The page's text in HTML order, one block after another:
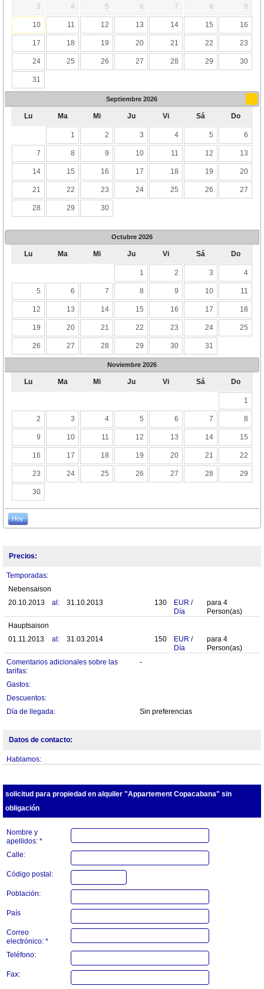
3 4 5 6 7 8 9
10 11 12 13 14 15 16
17 18 19 20 21 22 23
24 25 26 27 28 29 30
31
Septiembre 2026
Lu Ma Mi Ju Vi Sá Do
1 2 3 4 5 6
7 8 9 10 11 12 13
14 15 16 17 18 19 20
21 22 23 24 25 26 27
28 29 30
Octubre 2026
Lu Ma Mi Ju Vi Sá Do
1 2 3 4
5 6 7 8 9 10 11
12 13 14 15 16 17 18
19 20 21 22 23 24 25
26 27 28 29 30 31
Noviembre 2026
Lu Ma Mi Ju Vi Sá Do
1
2 3 4 5 6 7 8
9 10 11 12 13 14 15
16 17 18 19 20 21 22
23 24 25 26 27 28 29
30
Hoy
Precios:
Temporadas:
Nebensaison
20.10.2013
al: 31.10.2013 130 EUR /
Día
para 4
Person(as)
Hauptsaison
01.11.2013
al: 31.03.2014 150 EUR /
Día
para 4
Person(as)
Comentarios adicionales sobre las
tarifas:
-
Gastos:
Descuentos:
Día de llegada:
Sin preferencias
Datos de contacto:
Hablamos:
solicitud para propiedad en alquiler "Appartement Copacabana" sin
obligación
Nombre y
apellidos: *
Calle:
Código postal:
Población:
País
Correo
electrónico: *
Teléfono:
Fax: